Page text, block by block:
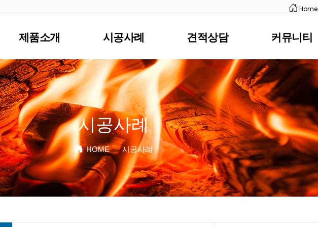
Home
제품소개 시공사례 견적상담 커뮤니티
시공사례
HOME · 시공사례